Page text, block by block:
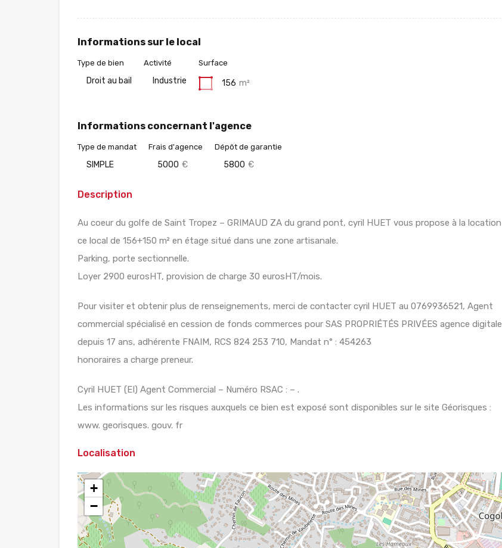
Informations sur le local
Type de bien
Droit au bail
Activité
Industrie
Surface
156 m²
Informations concernant l'agence
Type de mandat
SIMPLE
Frais d'agence
5000 €
Dépôt de garantie
5800 €
Description
Au coeur du golfe de Saint Tropez – GRIMAUD ZA du grand pont, cyril HUET vous propose à la location
ce local de 156+150 m² en étage situé dans une zone artisanale.
Parking, porte sectionnelle.
Loyer 2900 eurosHT, provision de charge 30 eurosHT/mois.
Pour visiter et obtenir plus de renseignements, merci de contacter cyril HUET au 0769936521, Agent
commercial spécialisé en cession de fonds commerces pour SAS PROPRIÉTÉS PRIVÉES agence digitale
depuis 17 ans, adhérente FNAIM, RCS 824 253 710, Mandat n° : 454263
honoraires a charge preneur.
Cyril HUET (EI) Agent Commercial – Numéro RSAC : – .
Les informations sur les risques auxquels ce bien est exposé sont disponibles sur le site Géorisques :
www. georisques. gouv. fr
Localisation
+
−